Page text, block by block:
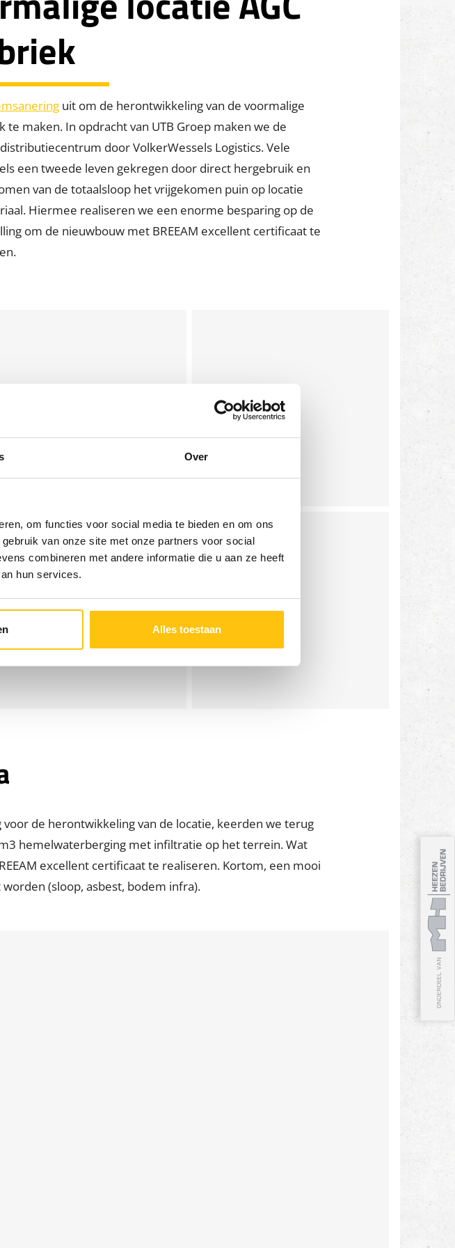
Over
om functies voor social media te bieden en om ons
van onze site met onze partners voor social
combineren met andere informatie die u aan ze heeft
hun services.
Alles toestaan
uit om de herontwikkeling van de voormalige
te maken. In opdracht van UTB Groep maken we de
doorVolkerWesselsLogistics. Vele
een tweede leven gekregen door direct hergebruik en
van de totaalsloop het vrijgekomen puin op locatie
Hiermee realiseren we een enorme besparing op de
om de nieuwbouw met BREEAM excellent certificaat te
de herontwikkeling van de locatie, keerden we terug
hemelwaterberging met infiltratie op het terrein. Wat
excellent certificaat te realiseren. Kortom, een mooi
(sloop, asbest, bodem infra).